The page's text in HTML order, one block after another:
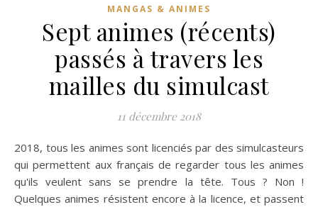
MANGAS & ANIMES
Sept animes (récents)
passés à travers les
mailles du simulcast
11 décembre 2018
2018, tous les animes sont licenciés par des simulcasteurs
qui permettent aux français de regarder tous les animes
qu'ils veulent sans se prendre la tête. Tous ? Non !
Quelques animes résistent encore à la licence, et passent